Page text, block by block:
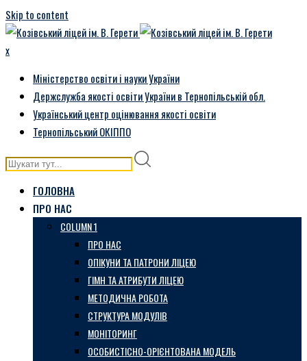
Skip to content
x
Міністерство освіти і науки України
Держслужба якості освіти України в Тернопільській обл.
Український центр оцінювання якості освіти
Тернопільський ОКІППО
ГОЛОВНА
ПРО НАС
COLUMN 1
ПРО НАС
ОПІКУНИ ТА ПАТРОНИ ЛІЦЕЮ
ГІМН ТА АТРИБУТИ ЛІЦЕЮ
МЕТОДИЧНА РОБОТА
СТРУКТУРА МОДУЛІВ
МОНІТОРИНГ
ОСОБИСТІСНО-ОРІЄНТОВАНА МОДЕЛЬ